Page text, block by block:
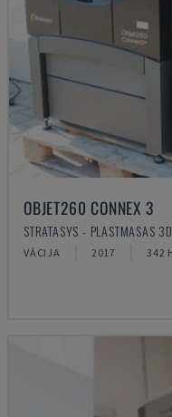
OBJET260 CONNEX 3
STRATASYS - PLASTMASAS
VĀCIJA 2017 342